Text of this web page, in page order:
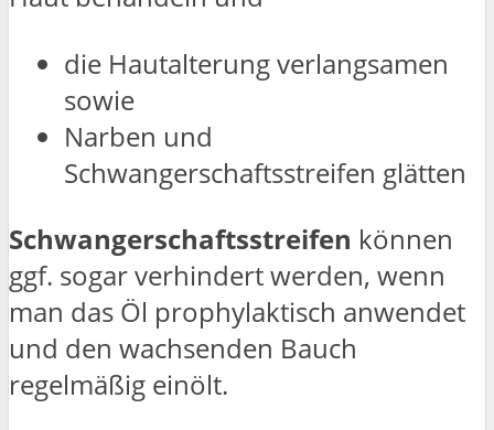
die Hautalterung verlangsamen
sowie
Narben und
Schwangerschaftsstreifen glätten
Schwangerschaftsstreifen können
ggf. sogar verhindert werden, wenn
man das Öl prophylaktisch anwendet
und den wachsenden Bauch
regelmäßig einölt.